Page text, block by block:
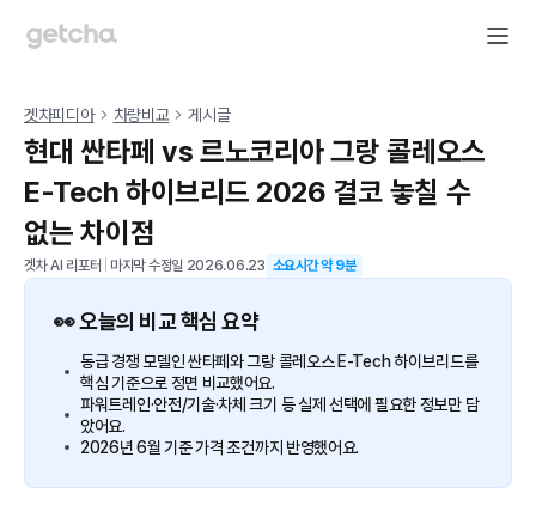
겟차피디아 차량비교 게시글
현대 싼타페 vs 르노코리아 그랑 콜레오스
E-Tech 하이브리드 2026 결코 놓칠 수
없는 차이점
겟차 AI 리포터 마지막 수정일 2026.06.23 소요시간 약9분
👀 오늘의 비교 핵심 요약
동급 경쟁 모델인 싼타페와 그랑 콜레오스 E-Tech 하이브리드를
핵심 기준으로 정면 비교했어요.
파워트레인·안전/기술·차체 크기 등 실제 선택에 필요한 정보만 담
았어요.
2026년 6월 기준 가격 조건까지 반영했어요.